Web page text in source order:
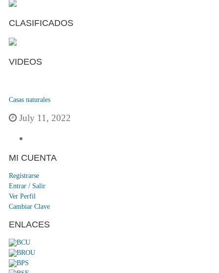
CLASIFICADOS
VIDEOS
Casas naturales
July 11, 2022
MI CUENTA
Registrarse
Entrar / Salir
Ver Perfil
Cambiar Clave
ENLACES